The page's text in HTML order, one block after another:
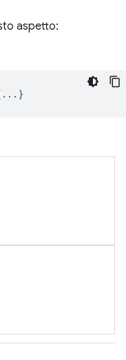
aspetto:
{...}